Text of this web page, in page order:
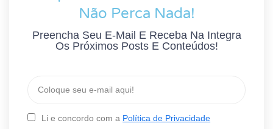
Não Perca Nada!
Preencha Seu E-Mail E Receba Na Integra
Os Próximos Posts E Conteúdos!
Li e concordo com a Política de Privacidade